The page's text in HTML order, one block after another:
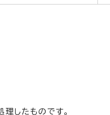
したものです。